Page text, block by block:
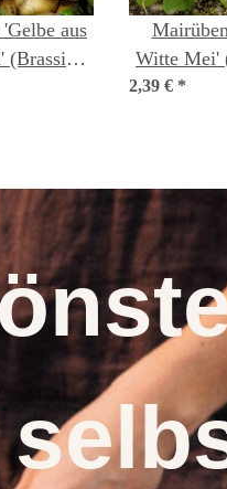
aus
(Brassica
rapifera)
Witte Mei'
rapa subsp.
2,39 € *